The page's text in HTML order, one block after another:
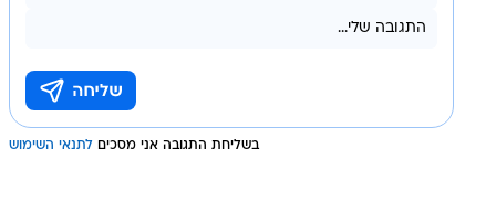
בשליחת התגובה אני מסכים לתנאי השימוש